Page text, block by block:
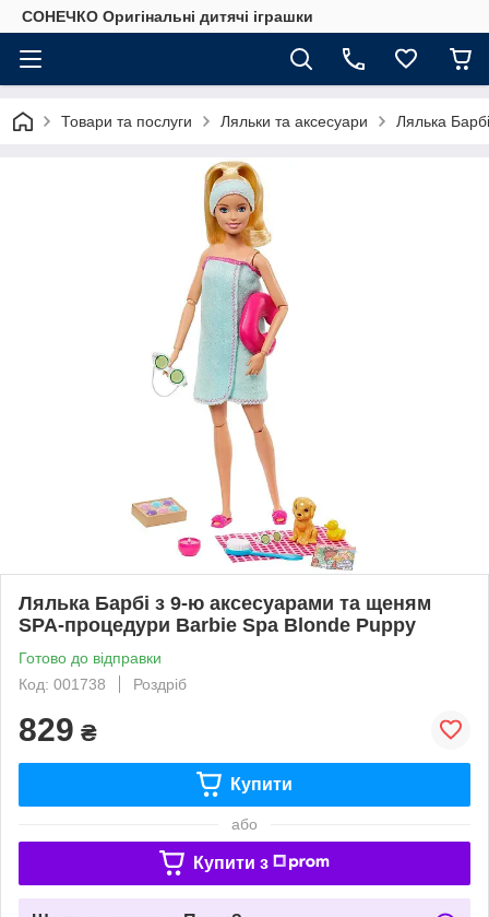
СОНЕЧКО Оригінальні дитячі іграшки
Товари та послуги Ляльки та аксесуари Лялька
Лялька Барбі з 9-ю аксесуарами та щеням
SPA-процедури Barbie Spa Blonde Puppy
Готово до відправки
Код: 001738
Роздріб
829 ₴
Купити
або
Купити з